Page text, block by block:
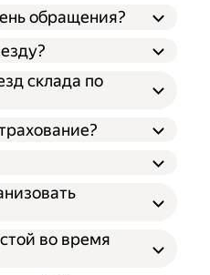
обращения?
склада по
во время